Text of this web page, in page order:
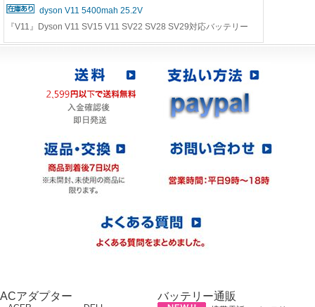
dyson V11 5400mah 25.2V
『V11』Dyson V11 SV15 V11 SV22 SV28 SV29対応バッテリー
ACアダプター バッテリー通販